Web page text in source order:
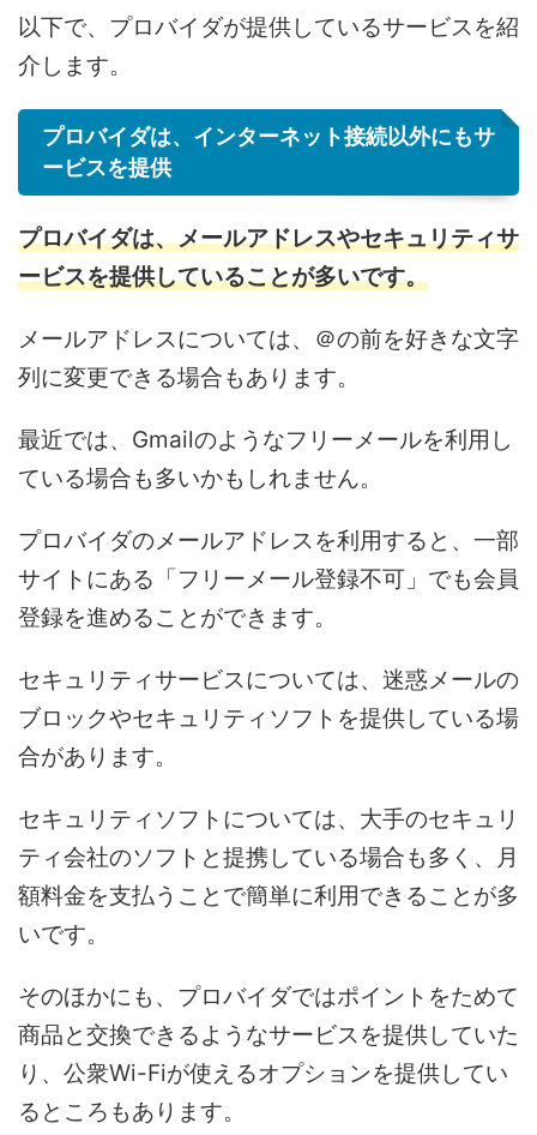
以下で、プロバイダが提供しているサービスを紹
介します。
プロバイダは、インターネット接続以外にもサ
ービスを提供
プロバイダは、メールアドレスやセキュリティサ
ービスを提供していることが多いです。
メールアドレスについては、＠の前を好きな文字
列に変更できる場合もあります。
最近では、Gmailのようなフリーメールを利用し
ている場合も多いかもしれません。
プロバイダのメールアドレスを利用すると、一部
サイトにある「フリーメール登録不可」でも会員
登録を進めることができます。
セキュリティサービスについては、迷惑メールの
ブロックやセキュリティソフトを提供している場
合があります。
セキュリティソフトについては、大手のセキュリ
ティ会社のソフトと提携している場合も多く、月
額料金を支払うことで簡単に利用できることが多
いです。
そのほかにも、プロバイダではポイントをためて
商品と交換できるようなサービスを提供していた
り、公衆Wi-Fiが使えるオプションを提供してい
るところもあります。